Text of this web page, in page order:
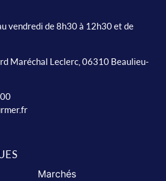
vendredi de 8h30 à 12h30 et de
Maréchal Leclerc, 06310 Beaulieu-
Marchés